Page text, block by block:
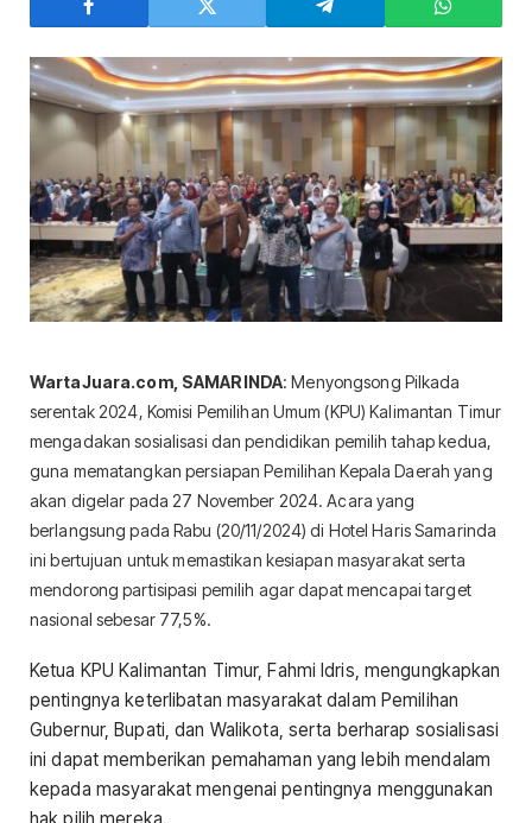
WartaJuara.com, SAMARINDA: Menyongsong Pilkada
serentak 2024, Komisi Pemilihan Umum (KPU) Kalimantan Timur
mengadakan sosialisasi dan pendidikan pemilih tahap kedua,
guna mematangkan persiapan Pemilihan Kepala Daerah yang
akan digelar pada 27 November 2024. Acara yang
berlangsung pada Rabu (20/11/2024) di Hotel Haris Samarinda
ini bertujuan untuk memastikan kesiapan masyarakat serta
mendorong partisipasi pemilih agar dapat mencapai target
nasional sebesar 77,5%.
Ketua KPU Kalimantan Timur, Fahmi Idris, mengungkapkan
pentingnya keterlibatan masyarakat dalam Pemilihan
Gubernur, Bupati, dan Walikota, serta berharap sosialisasi
ini dapat memberikan pemahaman yang lebih mendalam
kepada masyarakat mengenai pentingnya menggunakan